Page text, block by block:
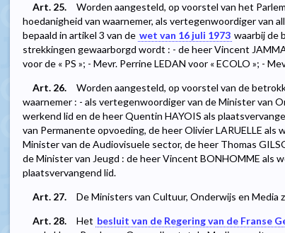
Art. 25.
Worden aangesteld, op voorstel van het
hoedanigheid van waarnemer, als vertegenwoordiger van
bepaald in artikel 3 van de wet van 16 juli 1973 waarbij de
strekkingen gewaarborgd wordt : - de heer Vincent
voor de « PS »; - Mevr. Perrine LEDAN voor « ECOLO »; -
Art. 26.
Worden aangesteld, op voorstel van de
waarnemer : - als vertegenwoordiger van de Minister van
werkend lid en de heer Quentin HAYOIS als
van Permanente opvoeding, de heer Olivier LARUELLE
Minister van de Audiovisuele sector, de heer Thomas
de Minister van Jeugd : de heer Vincent BONHOMME als
plaatsvervangend lid.
Art. 27.
De Ministers van Cultuur, Onderwijs en
Art. 28.
Het besluit van de Regering van de Franse